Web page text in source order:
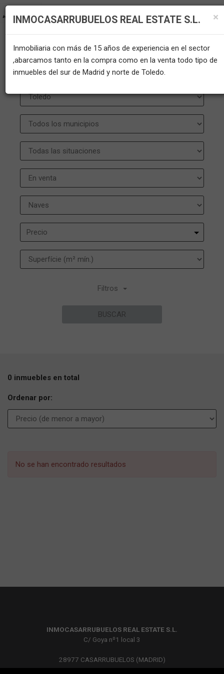
INMUEBLES EN VENTA EN
Precio
Filtros
BUSCAR
0 inmuebles en total
Ordenar por:
No se han encontrado resultados
INMOCASARRUBUELOS REAL ESTATE S.L.
C/ Goya nº1 local 3
28977 CASARRUBUELOS (MADRID)
×
INMOCASARRUBUELOS REAL ESTATE S.L.
Inmobiliaria con más de 15 años de experiencia en el sector
,abarcamos tanto en la compra como en la venta todo tipo de
inmuebles del sur de Madrid y norte de Toledo.